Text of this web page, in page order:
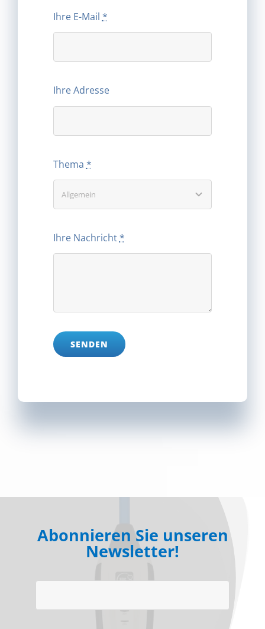
Ihre E-Mail *
Ihre Adresse
Thema *
Ihre Nachricht*
SENDEN
Abonnieren Sie unseren
Newsletter!